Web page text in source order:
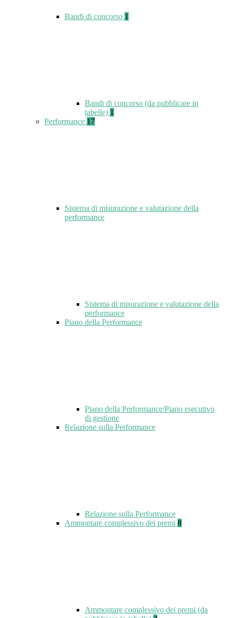
Bandi di concorso 1
Bandi di concorso (da pubblicare in
tabelle) 1
Performance 17
Sistema di misurazione e valutazione della
performance
Sistema di misurazione e valutazione della
performance
Piano della Performance
Piano della Performance/Piano esecutivo
di gestione
Relazione sulla Performance
Relazione sulla Performance
Ammontare complessivo dei premi 8
Ammontare complessivo dei premi (da